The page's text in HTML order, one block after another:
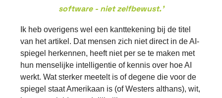
software - niet zelfbewust.’
Ik heb overigens wel een kanttekening bij de titel
van het artikel. Dat mensen zich niet direct in de AI-
spiegel herkennen, heeft niet per se te maken met
hun menselijke intelligentie of kennis over hoe AI
werkt. Wat sterker meetelt is of degene die voor de
spiegel staat Amerikaan is (of Westers althans), wit,